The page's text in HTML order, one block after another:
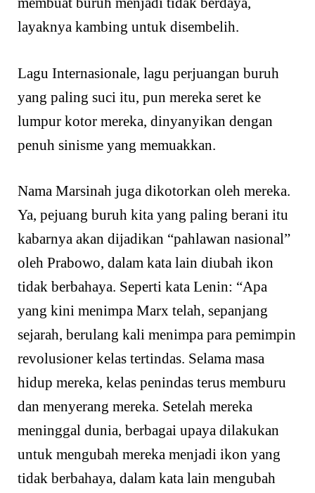
layaknya kambing untuk disembelih.
Lagu Internasionale, lagu perjuangan buruh
yang paling suci itu, pun mereka seret ke
lumpur kotor mereka, dinyanyikan dengan
penuh sinisme yang memuakkan.
Nama Marsinah juga dikotorkan oleh mereka.
Ya, pejuang buruh kita yang paling berani itu
kabarnya akan dijadikan “pahlawan nasional”
oleh Prabowo, dalam kata lain diubah ikon
tidak berbahaya. Seperti kata Lenin: “Apa
yang kini menimpa Marx telah, sepanjang
sejarah, berulang kali menimpa para pemimpin
revolusioner kelas tertindas. Selama masa
hidup mereka, kelas penindas terus memburu
dan menyerang mereka. Setelah mereka
meninggal dunia, berbagai upaya dilakukan
untuk mengubah mereka menjadi ikon yang
tidak berbahaya, dalam kata lain mengubah